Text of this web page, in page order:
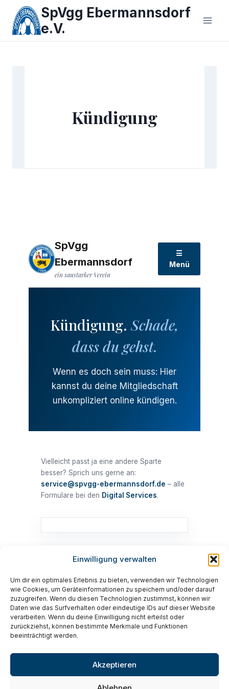
Einwilligung verwalten
Um dir ein optimales Erlebnis zu bieten, verwenden wir Technologien
wie Cookies, um Geräteinformationen zu speichern und/oder darauf
zuzugreifen. Wenn du diesen Technologien zustimmst, können wir
Daten wie das Surfverhalten oder eindeutige IDs auf dieser Website
verarbeiten. Wenn du deine Einwilligung nicht erteilst oder
zurückziehst, können bestimmte Merkmale und Funktionen
beeinträchtigt werden.
Akzeptieren
Inhalt
springen
SpVgg Ebermannsdorf
e.V.
Kündigung
SpVgg
Ebermannsdorf
ein saustarker Verein
☰
Menü
Kündigung. Schade,
dass du gehst.
Wenn es doch sein muss: Hier
kannst du deine Mitgliedschaft
unkompliziert online kündigen.
Vielleicht passt ja eine andere Sparte
besser? Sprich uns gerne an:
service@spvgg-ebermannsdorf.de – alle
Formulare bei den Digital Services.
© 2026 SpVgg Ebermannsdorf e.V. ·
Impressum ·Datenschutz